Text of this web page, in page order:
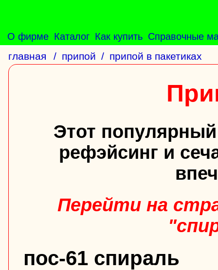
О фирме Каталог Как купить Справочные
главная / припой / припой в пакетиках
Этот
рефэйсинг и
Перейти на
пос-61 спираль